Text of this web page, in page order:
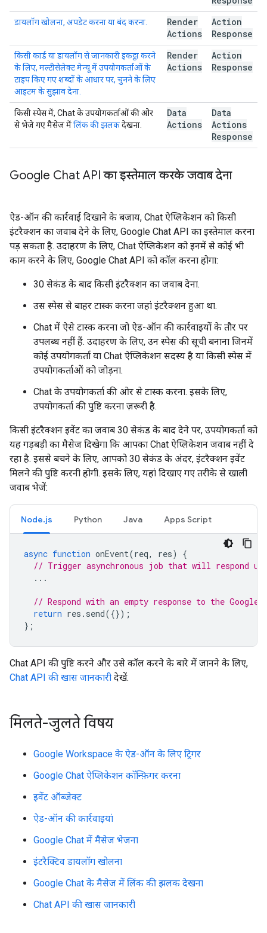
डायलॉग खोलना, अपडेट करना या बंद करना.
Render
Actions
Action
Response
किसी कार्ड या डायलॉग से जानकारी इकट्ठा करने
के लिए, मल्टीसेलेक्ट मेन्यू में उपयोगकर्ताओं के
टाइप किए गए शब्दों के आधार पर, चुनने के लिए
आइटम के सुझाव देना.
Render
Actions
Action
Response
किसी स्पेस में, Chat के उपयोगकर्ताओं की ओर
से भेजे गए मैसेज मेंलिंक की झलकदेखना.
Data
Actions
Data
Actions
Response
Google Chat API का इस्तेमाल करके जवाब देना
ऐड-ऑन की कार्रवाई दिखाने के बजाय, Chat ऐप्लिकेशन को किसी
इंटरैक्शन का जवाब देने के लिए, Google Chat API का इस्तेमाल करना
पड़ सकता है. उदाहरण के लिए, Chat ऐप्लिकेशन को इनमें से कोई भी
काम करने के लिए, Google Chat API को कॉल करना होगा:
30 सेकंड के बाद किसी इंटरैक्शन का जवाब देना.
उस स्पेस से बाहर टास्क करना जहां इंटरैक्शन हुआ था.
Chat में ऐसे टास्क करना जो ऐड-ऑन की कार्रवाइयों के तौर पर
उपलब्ध नहीं हैं. उदाहरण के लिए, उन स्पेस की सूची बनाना जिनमें
कोई उपयोगकर्ता या Chat ऐप्लिकेशन सदस्य है या किसी स्पेस में
उपयोगकर्ताओं को जोड़ना.
Chat के उपयोगकर्ता की ओर से टास्क करना. इसके लिए,
उपयोगकर्ता की पुष्टि करना ज़रूरी है.
किसी इंटरैक्शन इवेंट का जवाब 30 सेकंड के बाद देने पर, उपयोगकर्ता को
यह गड़बड़ी का मैसेज दिखेगा कि आपका Chat ऐप्लिकेशन जवाब नहीं दे
रहा है. इससे बचने के लिए, आपको 30 सेकंड के अंदर, इंटरैक्शन इवेंट
मिलने की पुष्टि करनी होगी. इसके लिए, यहां दिखाए गए तरीके से खाली
जवाब भेजें:
Node.js Python Java Apps Script
async function onEvent(req, res)
{
// Trigger asynchronous job that will respond
...
// Respond with an empty response to the Google
return res . send({});
};
Chat API की पुष्टि करने और उसे कॉल करने के बारे में जानने के लिए,
Chat API की खास जानकारी देखें.
मिलते-जुलते विषय
Google Workspace के ऐड-ऑन के लिए ट्रिगर
Google Chat ऐप्लिकेशन कॉन्फ़िगर करना
इवेंट ऑब्जेक्ट
ऐड-ऑन की कार्रवाइयां
Google Chat में मैसेज भेजना
इंटरैक्टिव डायलॉग खोलना
Google Chat के मैसेज में लिंक की झलक देखना
Chat API की खास जानकारी